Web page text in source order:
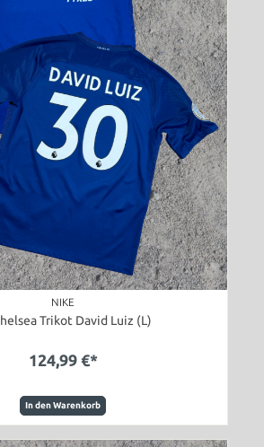
NIKE
Trikot David Luiz (L)
124,99 €*
In den Warenkorb